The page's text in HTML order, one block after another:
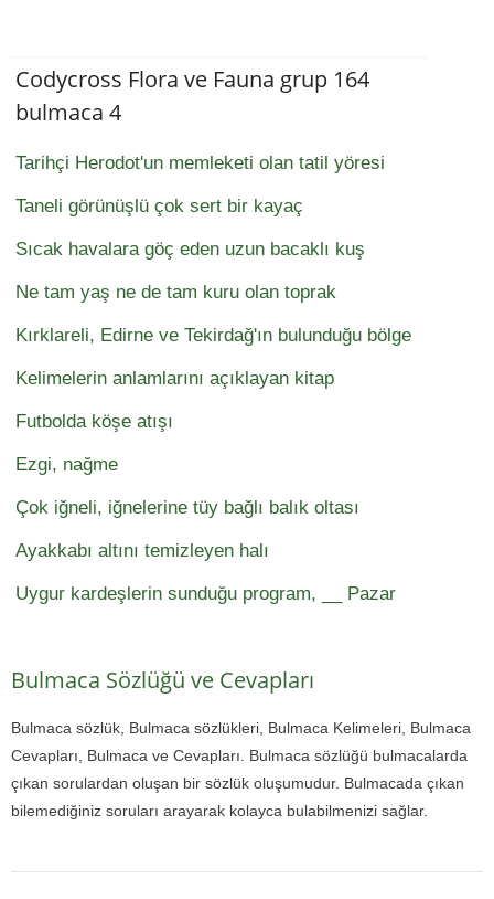
Codycross Flora ve Fauna grup 164
bulmaca 4
Tarihçi Herodot'un memleketi olan tatil yöresi
Taneli görünüşlü çok sert bir kayaç
Sıcak havalara göç eden uzun bacaklı kuş
Ne tam yaş ne de tam kuru olan toprak
Kırklareli, Edirne ve Tekirdağ'ın bulunduğu bölge
Kelimelerin anlamlarını açıklayan kitap
Futbolda köşe atışı
Ezgi, nağme
Çok iğneli, iğnelerine tüy bağlı balık oltası
Ayakkabı altını temizleyen halı
Uygur kardeşlerin sunduğu program, __ Pazar
Bulmaca Sözlüğü ve Cevapları
Bulmaca sözlük, Bulmaca sözlükleri, Bulmaca Kelimeleri, Bulmaca
Cevapları, Bulmaca ve Cevapları. Bulmaca sözlüğü bulmacalarda
çıkan sorulardan oluşan bir sözlük oluşumudur. Bulmacada çıkan
bilemediğiniz soruları arayarak kolayca bulabilmenizi sağlar.